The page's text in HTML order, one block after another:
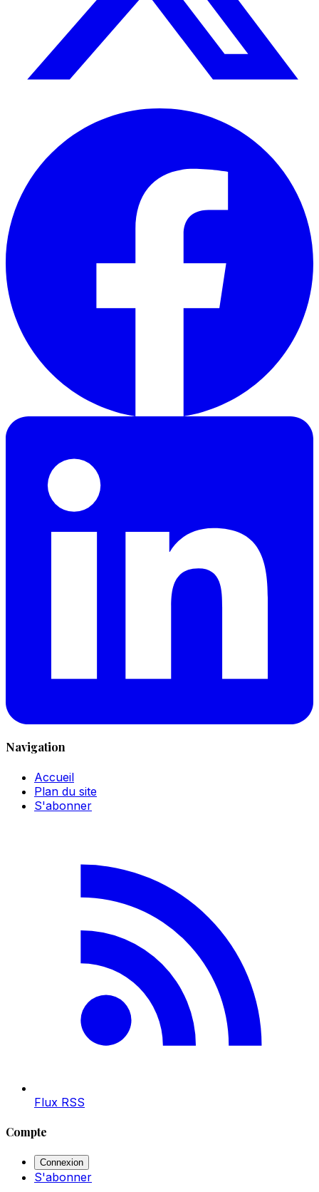
Navigation
Accueil
Plan du site
S'abonner
Flux RSS
Compte
Connexion
S'abonner